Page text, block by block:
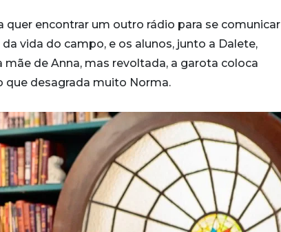
encontrar um outro rádio para se comunicar
vida do campo, e os alunos, junto a Dalete,
de Anna, mas revoltada, a garota coloca
que desagrada muito Norma.